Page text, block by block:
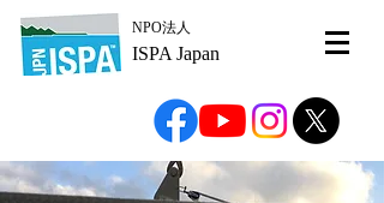
NPO法人
ISPA Japan